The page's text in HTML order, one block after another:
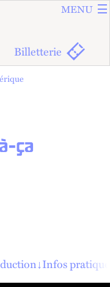
ALLER
ALLER
MENU
Billetterie
ça
↓Infos